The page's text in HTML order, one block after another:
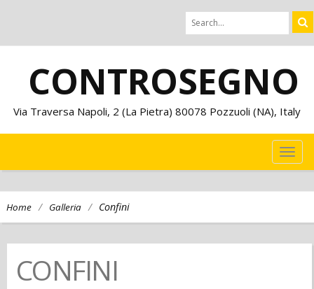
CONTROSEGNO
Via Traversa Napoli, 2 (La Pietra) 80078 Pozzuoli (NA), Italy
Home / Galleria / Confini
CONFINI